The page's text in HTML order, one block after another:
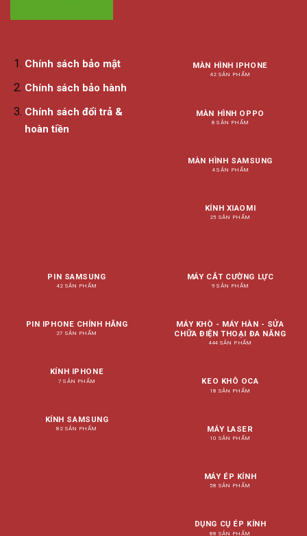
Chính sách bảo mật
Chính sách bảo hành
Chính sách đổi trả &
hoàn tiền
MÀN HÌNH IPHONE
42 SẢN PHẨM
MÀN HÌNH OPPO
8 SẢN PHẨM
MÀN HÌNH SAMSUNG
4 SẢN PHẨM
KÍNH XIAOMI
25 SẢN PHẨM
PIN SAMSUNG
42 SẢN PHẨM
PIN IPHONE CHÍNH HÃNG
27 SẢN PHẨM
KÍNH IPHONE
7 SẢN PHẨM
KÍNH SAMSUNG
82 SẢN PHẨM
MÁY CẮT CƯỜNG LỰC
9 SẢN PHẨM
MÁY KHÒ - MÁY HÀN - SỬA
CHỮA ĐIỆN THOẠI ĐA NĂNG
444 SẢN PHẨM
KEO KHÔ OCA
18 SẢN PHẨM
MÁY LASER
10 SẢN PHẨM
MÁY ÉP KÍNH
58 SẢN PHẨM
DỤNG CỤ ÉP KÍNH
88 SẢN PHẨM